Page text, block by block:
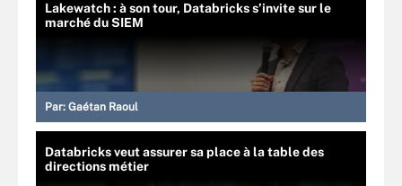
Lakewatch : à son tour, Databricks s’invite sur le
marché du SIEM
Par: Gaétan Raoul
Databricks veut assurer sa place à la table des
directions métier